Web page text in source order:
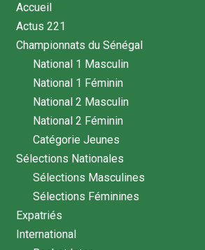
Accueil
Actus 221
Championnats du Sénégal
National 1 Masculin
National 1 Féminin
National 2 Masculin
National 2 Féminin
Catégorie Jeunes
Sélections Nationales
Sélections Masculines
Sélections Féminines
Expatriés
International